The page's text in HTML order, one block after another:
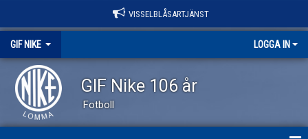
VISSELBLÅSARTJÄNST
GIF NIKE LOGGA IN
GIF Nike 106 år
Fotboll